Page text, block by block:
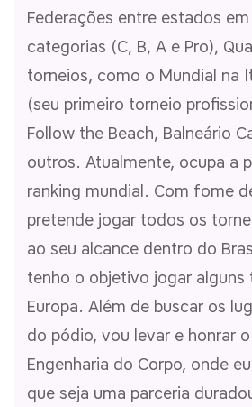
Federações entre estados
categorias (C, B, A e Pro),
torneios, como o Mundial na
(seu primeiro torneio
Follow the Beach, Balneário
outros. Atualmente, ocupa a
ranking mundial. Com fome
pretende jogar todos os
ao seu alcance dentro do
tenho o objetivo jogar alguns
Europa. Além de buscar os
do pódio, vou levar e honrar
Engenharia do Corpo, onde
que seja uma parceria